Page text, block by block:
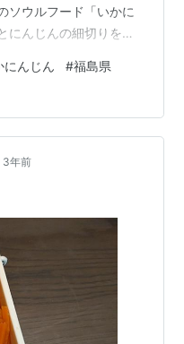
ソウルフード「いかに
にんじんの細切りを甘
けなどにも大活躍。
納得の美味しさで
蔵庫に作り置きしてお
てもピッタリな一品だ
細切りスルメ 80gA酒
にんじん #福島県
3年前